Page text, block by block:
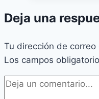
Deja una
Tu dirección de
Los campos